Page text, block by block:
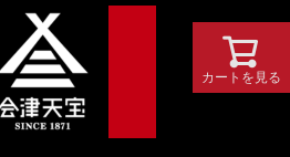
カートを見る